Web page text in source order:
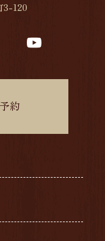
3-120
約